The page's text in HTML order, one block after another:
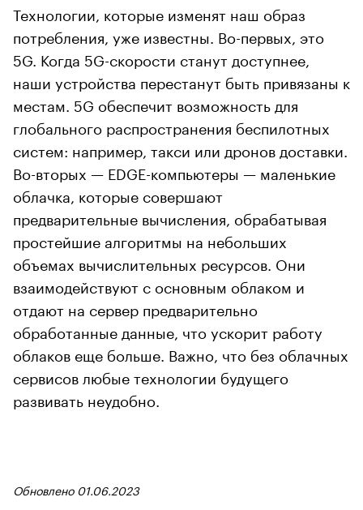
Технологии, которые изменят наш образ
потребления, уже известны. Во-первых, это
5G. Когда 5G-скорости станут доступнее,
наши устройства перестанут быть привязаны к
местам. 5G обеспечит возможность для
глобального распространения беспилотных
систем: например, такси или дронов доставки.
Во-вторых — EDGE-компьютеры — маленькие
облачка, которые совершают
предварительные вычисления, обрабатывая
простейшие алгоритмы на небольших
объемах вычислительных ресурсов. Они
взаимодействуют с основным облаком и
отдают на сервер предварительно
обработанные данные, что ускорит работу
облаков еще больше. Важно, что без облачных
сервисов любые технологии будущего
развивать неудобно.
Обновлено 01.06.2023